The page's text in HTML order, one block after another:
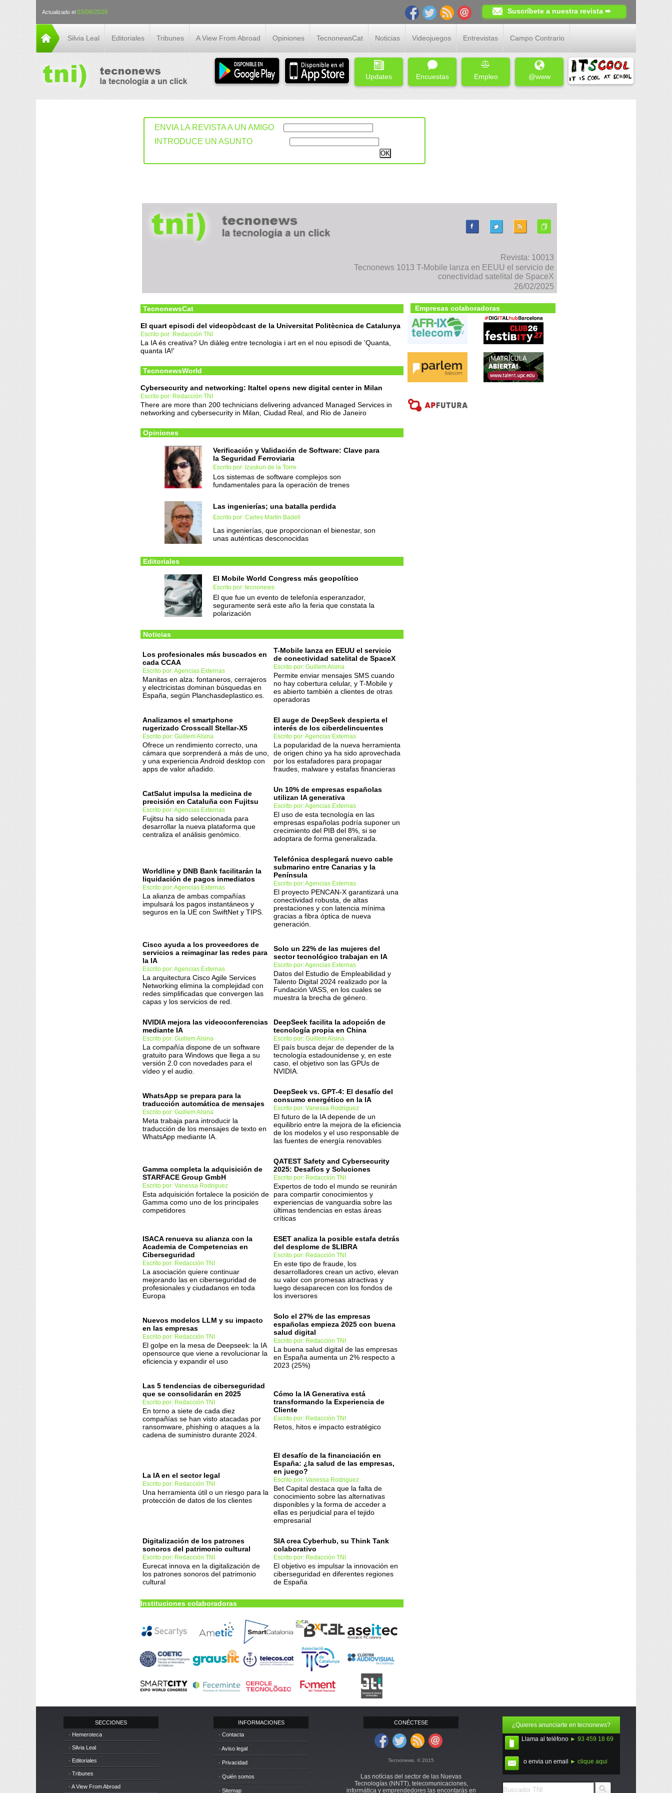
Actualizado el 03/08/2026 Suscríbete a nuestra revista ➨
Silvia Leal Editoriales Tribunes A View From Abroad Opiniones TecnonewsCat Noticias Videojuegos Entrevistas Campo Contrario
Updates Encuestas Empleo @www
ENVIA LA REVISTA A UN AMIGO
INTRODUCE UN ASUNTO
Revista: 10013
Tecnonews 1013 T-Mobile lanza en EEUU el servicio de
conectividad satelital de SpaceX
26/02/2025
TecnonewsCat
El quart episodi del videopòdcast de la Universitat Politècnica de Catalunya
Escrito por: Redacción TNI
La IA és creativa? Un diàleg entre tecnologia i art en el nou episodi de 'Quanta,
quanta IA!'
TecnonewsWorld
Cybersecurity and networking: Italtel opens new digital center in Milan
Escrito por: Redacción TNI
There are more than 200 technicians delivering advanced Managed Services in
networking and cybersecurity in Milan, Ciudad Real, and Rio de Janeiro
Opiniones
Verificación y Validación de Software: Clave para
la Seguridad Ferroviaria
Escrito por: Izaskun de la Torre
Los sistemas de software complejos son
fundamentales para la operación de trenes
Las ingenierías; una batalla perdida
Escrito por: Carles Martin Badell
Las ingenierías, que proporcionan el bienestar, son
unas auténticas desconocidas
Editoriales
El Mobile World Congress más geopolítico
Escrito por: tecnonews
El que fue un evento de telefonía esperanzador,
seguramente será este año la feria que constata la
polarización
Noticias
Los profesionales más buscados en
cada CCAA
Escrito por: Agencias Externas
Manitas en alza: fontaneros, cerrajeros
y electricistas dominan búsquedas en
España, según Planchasdeplastico.es.
T-Mobile lanza en EEUU el servicio
de conectividad satelital de SpaceX
Escrito por: Guillem Alsina
Permite enviar mensajes SMS cuando
no hay cobertura celular, y T-Mobile y
es abierto también a clientes de otras
operadoras
Analizamos el smartphone
rugerizado Crosscall Stellar-X5
Escrito por: Guillem Alsina
Ofrece un rendimiento correcto, una
cámara que sorprenderá a más de uno,
y una experiencia Android desktop con
apps de valor añadido.
El auge de DeepSeek despierta el
interés de los ciberdelincuentes
Escrito por: Agencias Externas
La popularidad de la nueva herramienta
de origen chino ya ha sido aprovechada
por los estafadores para propagar
fraudes, malware y estafas financieras
CatSalut impulsa la medicina de
precisión en Cataluña con Fujitsu
Escrito por: Agencias Externas
Fujitsu ha sido seleccionada para
desarrollar la nueva plataforma que
centraliza el análisis genómico.
Un 10% de empresas españolas
utilizan IA generativa
Escrito por: Agencias Externas
El uso de esta tecnología en las
empresas españolas podría suponer un
crecimiento del PIB del 8%, si se
adoptara de forma generalizada.
Worldline y DNB Bank facilitarán la
liquidación de pagos inmediatos
Escrito por: Agencias Externas
La alianza de ambas compañías
impulsará los pagos instantáneos y
seguros en la UE con SwiftNet y TIPS.
Telefónica desplegará nuevo cable
submarino entre Canarias y la
Península
Escrito por: Agencias Externas
El proyecto PENCAN-X garantizará una
conectividad robusta, de altas
prestaciones y con latencia mínima
gracias a fibra óptica de nueva
generación.
Cisco ayuda a los proveedores de
servicios a reimaginar las redes para
la IA
Escrito por: Agencias Externas
La arquitectura Cisco Agile Services
Networking elimina la complejidad con
redes simplificadas que convergen las
capas y los servicios de red.
Solo un 22% de las mujeres del
sector tecnológico trabajan en IA
Escrito por: Agencias Externas
Datos del Estudio de Empleabilidad y
Talento Digital 2024 realizado por la
Fundación VASS, en los cuales se
muestra la brecha de género.
NVIDIA mejora las videoconferencias
mediante IA
Escrito por: Guillem Alsina
La compañía dispone de un software
gratuito para Windows que llega a su
versión 2.0 con novedades para el
vídeo y el audio.
DeepSeek facilita la adopción de
tecnología propia en China
Escrito por: Guillem Alsina
El país busca dejar de depender de la
tecnología estadounidense y, en este
caso, el objetivo son las GPUs de
NVIDIA.
WhatsApp se prepara para la
traducción automática de mensajes
Escrito por: Guillem Alsina
Meta trabaja para introducir la
traducción de los mensajes de texto en
WhatsApp mediante IA.
DeepSeek vs. GPT-4: El desafío del
consumo energético en la IA
Escrito por: Vanessa Rodriguez
El futuro de la IA depende de un
equilibrio entre la mejora de la eficiencia
de los modelos y el uso responsable de
las fuentes de energía renovables
Gamma completa la adquisición de
STARFACE Group GmbH
Escrito por: Vanessa Rodriguez
Esta adquisición fortalece la posición de
Gamma como uno de los principales
competidores
QATEST Safety and Cybersecurity
2025: Desafíos y Soluciones
Escrito por: Redacción TNI
Expertos de todo el mundo se reunirán
para compartir conocimientos y
experiencias de vanguardia sobre las
últimas tendencias en estas áreas
críticas
ISACA renueva su alianza con la
Academia de Competencias en
Ciberseguridad
Escrito por: Redacción TNI
La asociación quiere continuar
mejorando las en ciberseguridad de
profesionales y ciudadanos en toda
Europa
ESET analiza la posible estafa detrás
del desplome de $LIBRA
Escrito por: Redacción TNI
En este tipo de fraude, los
desarrolladores crean un activo, elevan
su valor con promesas atractivas y
luego desaparecen con los fondos de
los inversores
Nuevos modelos LLM y su impacto
en las empresas
Escrito por: Redacción TNI
El golpe en la mesa de Deepseek: la IA
opensource que viene a revolucionar la
eficiencia y expandir el uso
Solo el 27% de las empresas
españolas empieza 2025 con buena
salud digital
Escrito por: Redacción TNI
La buena salud digital de las empresas
en España aumenta un 2% respecto a
2023 (25%)
Las 5 tendencias de ciberseguridad
que se consolidarán en 2025
Escrito por: Redacción TNI
En torno a siete de cada diez
compañías se han visto atacadas por
ransomware, phishing o ataques a la
cadena de suministro durante 2024.
Cómo la IA Generativa está
transformando la Experiencia de
Cliente
Escrito por: Redacción TNI
Retos, hitos e impacto estratégico
La IA en el sector legal
Escrito por: Redacción TNI
Una herramienta útil o un riesgo para la
protección de datos de los clientes
El desafío de la financiación en
España: ¿la salud de las empresas,
en juego?
Escrito por: Vanessa Rodriguez
Bet Capital destaca que la falta de
conocimiento sobre las alternativas
disponibles y la forma de acceder a
ellas es perjudicial para el tejido
empresarial
Digitalización de los patrones
sonoros del patrimonio cultural
Escrito por: Redacción TNI
Eurecat innova en la digitalización de
los patrones sonoros del patrimonio
cultural
SIA crea Cyberhub, su Think Tank
colaborativo
Escrito por: Redacción TNI
El objetivo es impulsar la innovación en
ciberseguridad en diferentes regiones
de España
Instituciones colaboradoras
Empresas colaboradoras
SECCIONES
· Hemeroteca
· Silvia Leal
· Editoriales
· Tribunes
· A View From Abroad
INFORMACIONES
· Contacta
· Aviso legal
· Privacidad
· Quién somos
· Sitemap
CONÉCTESE
Tecnonews. © 2015
Las notícias del sector de las Nuevas
Tecnologías (NNTT), telecomunicaciones,
informática y emprendedores las encontarás en
¿Quieres anunciarte en tecnonews?
Llama al teléfono ► 93 459 18 69
o envia un email ► clique aqui